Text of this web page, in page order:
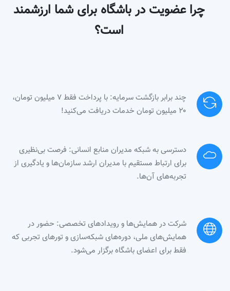
چرا عضویت در باشگاه برای شما ارزشمند
است؟
چند برابر بازگشت سرمایه: با پرداخت فقط ۷ میلیون تومان،
۲۰ میلیون تومان خدمات دریافت می‌کنید!
دسترسی به شبکه مدیران منابع انسانی: فرصت بی‌نظیری
برای ارتباط مستقیم با مدیران ارشد سازمان‌ها و یادگیری از
تجربه‌های آن‌ها.
شرکت در همایش‌ها و رویدادهای تخصصی: حضور در
همایش‌های ملی، دوره‌های شبکه‌سازی و تورهای تجربی که
فقط برای اعضای باشگاه برگزار می‌شود.